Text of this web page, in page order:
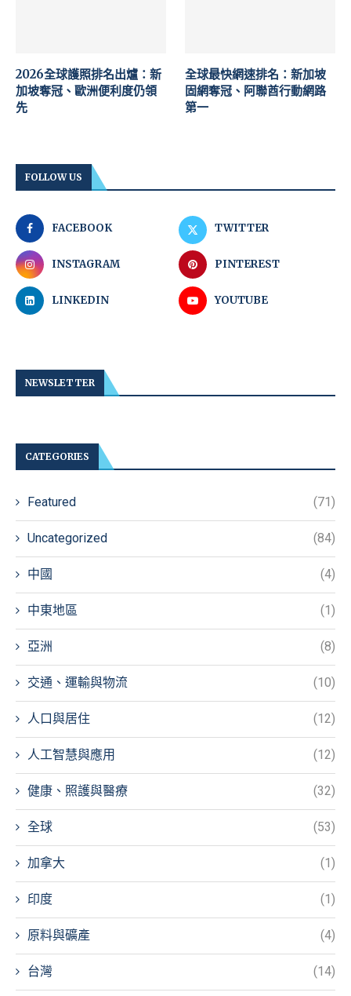
2026全球護照排名出爐：新
加坡奪冠、歐洲便利度仍領
先
全球最快網速排名：新加坡
固網奪冠、阿聯酋行動網路
第一
FOLLOW US
FACEBOOK TWITTER
INSTAGRAM PINTEREST
LINKEDIN YOUTUBE
NEWSLETTER
CATEGORIES
Featured (71)
Uncategorized (84)
中國 (4)
中東地區 (1)
亞洲 (8)
交通、運輸與物流 (10)
人口與居住 (12)
人工智慧與應用 (12)
健康、照護與醫療 (32)
全球 (53)
加拿大 (1)
印度 (1)
原料與礦產 (4)
台灣 (14)